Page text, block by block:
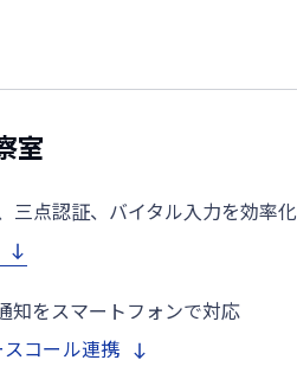
室
三点認証、バイタル入力を効率化
知をスマートフォンで対応
コール連携